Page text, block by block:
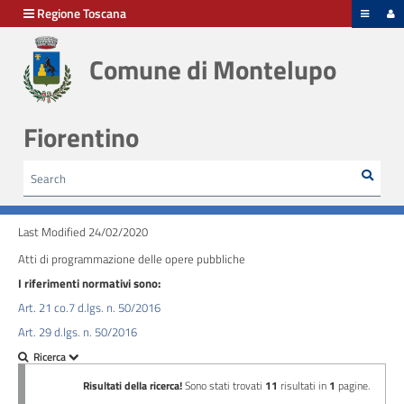
Regione Toscana
Comune di Montelupo
Fiorentino
Last Modified 24/02/2020
Atti di programmazione delle opere pubbliche
I riferimenti normativi sono:
Art. 21 co.7 d.lgs. n. 50/2016
Art. 29 d.lgs. n. 50/2016
menu
Disposizioni
generali
Organizzazione
Consulenti
e
collaboratori
Personale
Bandi
di